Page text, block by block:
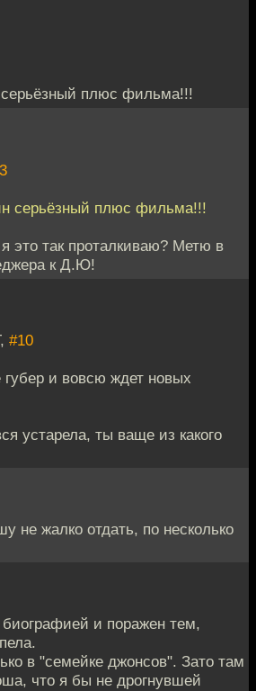
плюс фильма!!!
серьёзный плюс фильма!!!
это так проталкиваю? Метю в
к Д.Ю!
#10
и вовсю ждет новых
устарела, ты ваще из какого
не жалко отдать, по несколько
и поражен тем,
в "семейке джонсов". Зато там
что я бы не дрогнувшей